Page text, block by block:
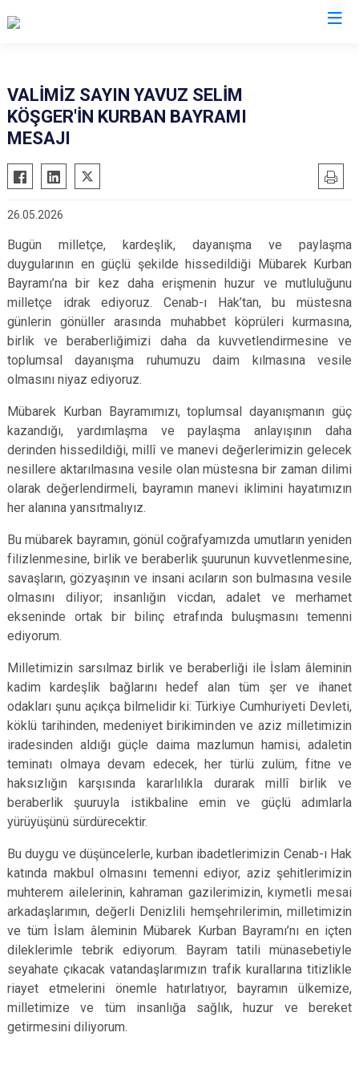
VALİMİZ SAYIN YAVUZ SELİM
KÖŞGER'İN KURBAN BAYRAMI
MESAJI
26.05.2026
Bugün milletçe, kardeşlik, dayanışma ve paylaşma
duygularının en güçlü şekilde hissedildiği Mübarek Kurban
Bayramı’na bir kez daha erişmenin huzur ve mutluluğunu
milletçe idrak ediyoruz. Cenab-ı Hak’tan, bu müstesna
günlerin gönüller arasında muhabbet köprüleri kurmasına,
birlik ve beraberliğimizi daha da kuvvetlendirmesine ve
toplumsal dayanışma ruhumuzu daim kılmasına vesile
olmasını niyaz ediyoruz.
Mübarek Kurban Bayramımızı, toplumsal dayanışmanın güç
kazandığı, yardımlaşma ve paylaşma anlayışının daha
derinden hissedildiği, millî ve manevi değerlerimizin gelecek
nesillere aktarılmasına vesile olan müstesna bir zaman dilimi
olarak değerlendirmeli, bayramın manevi iklimini hayatımızın
her alanına yansıtmalıyız.
Bu mübarek bayramın, gönül coğrafyamızda umutların yeniden
filizlenmesine, birlik ve beraberlik şuurunun kuvvetlenmesine,
savaşların, gözyaşının ve insani acıların son bulmasına vesile
olmasını diliyor; insanlığın vicdan, adalet ve merhamet
ekseninde ortak bir bilinç etrafında buluşmasını temenni
ediyorum.
Milletimizin sarsılmaz birlik ve beraberliği ile İslam âleminin
kadim kardeşlik bağlarını hedef alan tüm şer ve ihanet
odakları şunu açıkça bilmelidir ki: Türkiye Cumhuriyeti Devleti,
köklü tarihinden, medeniyet birikiminden ve aziz milletimizin
iradesinden aldığı güçle daima mazlumun hamisi, adaletin
teminatı olmaya devam edecek, her türlü zulüm, fitne ve
haksızlığın karşısında kararlılıkla durarak millî birlik ve
beraberlik şuuruyla istikbaline emin ve güçlü adımlarla
yürüyüşünü sürdürecektir.
Bu duygu ve düşüncelerle, kurban ibadetlerimizin Cenab-ı Hak
katında makbul olmasını temenni ediyor, aziz şehitlerimizin
muhterem ailelerinin, kahraman gazilerimizin, kıymetli mesai
arkadaşlarımın, değerli Denizlili hemşehrilerimin, milletimizin
ve tüm İslam âleminin Mübarek Kurban Bayramı’nı en içten
dileklerimle tebrik ediyorum. Bayram tatili münasebetiyle
seyahate çıkacak vatandaşlarımızın trafik kurallarına titizlikle
riayet etmelerini önemle hatırlatıyor, bayramın ülkemize,
milletimize ve tüm insanlığa sağlık, huzur ve bereket
getirmesini diliyorum.